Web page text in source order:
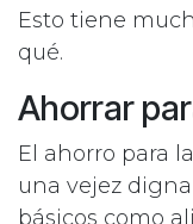
Esto tiene
qué.
Ahorrar
El ahorro para
una vejez
básicos como